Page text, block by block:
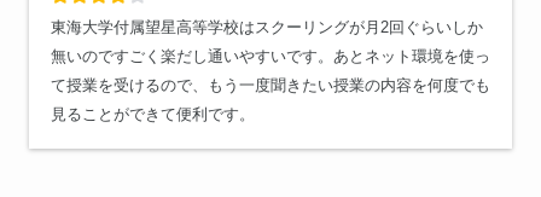
東海大学付属望星高等学校はスクーリングが月2回ぐらいしか
無いのですごく楽だし通いやすいです。あとネット環境を使っ
て授業を受けるので、もう一度聞きたい授業の内容を何度でも
見ることができて便利です。